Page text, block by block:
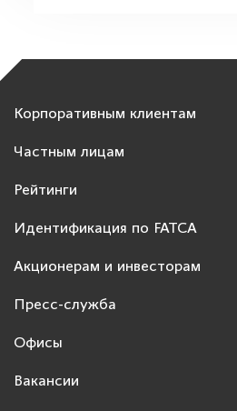
Корпоративным клиентам
Частным лицам
Рейтинги
Идентификация по FATCA
Акционерам и инвесторам
Пресс-служба
Офисы
Вакансии